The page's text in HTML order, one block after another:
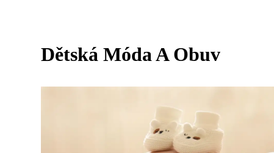
Dětská Móda A Obuv